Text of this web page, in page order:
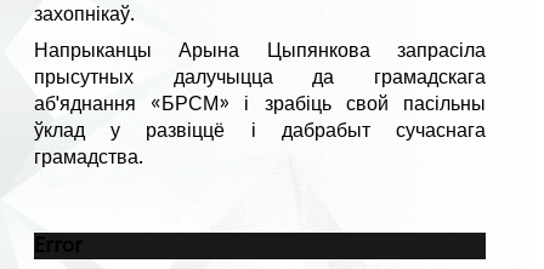
захопнікаў.
Напрыканцы Арына Цыпянкова запрасіла
прысутных далучыцца да грамадскага
аб'яднання «БРСМ» і зрабіць свой пасільны
ўклад у развіццё і дабрабыт сучаснага
грамадства.
Error